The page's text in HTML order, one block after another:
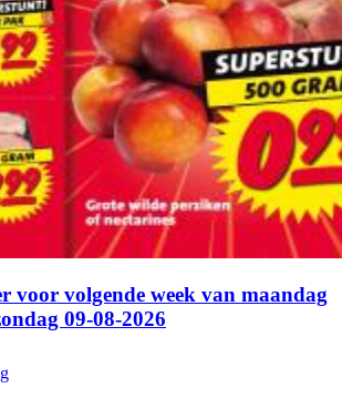
voor volgende week van maandag
09-08-2026